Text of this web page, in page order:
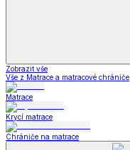
Zobrazit vše
Vše z Matrace a matracové chrániče
Matrace
Krycí matrace
Chrániče na matrace